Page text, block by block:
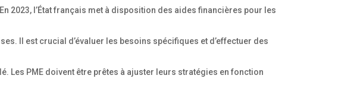
2023, l’État français met à disposition des aides financières pour les
Il est crucial d’évaluer les besoins spécifiques et d’effectuer des
Les PME doivent être prêtes à ajuster leurs stratégies en fonction